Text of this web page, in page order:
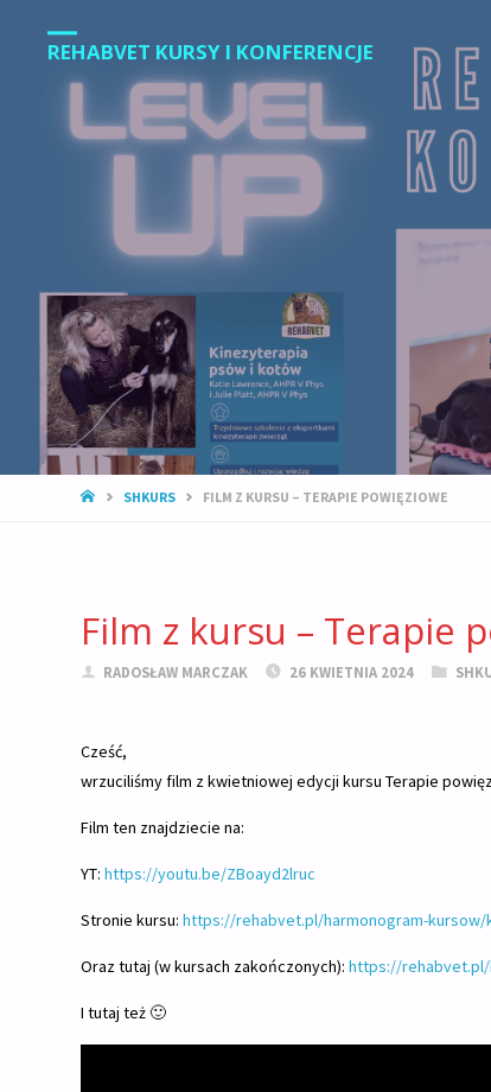
REHABVET KURSY I KONFERENCJE
STRONA
SHKURS FILM Z KURSU – TERAPIE POWIĘZIOWE
Film z kursu – Terapie
RADOSŁAW MARCZAK 26 KWIETNIA 2024
Cześć,
wrzuciliśmy film z kwietniowej edycji kursu Terapie
Film ten znajdziecie na:
YT: https://youtu.be/ZBoayd2lruc
Stronie kursu: https://rehabvet.pl/harmonogram-
Oraz tutaj (w kursach zakończonych): https://
I tutaj też 🙂